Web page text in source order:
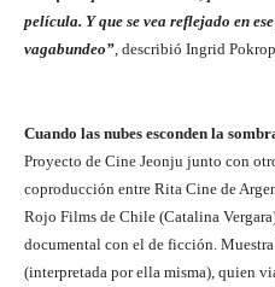
película. Y que se vea reflejado en
vagabundeo” , describió Ingrid
Cuando las nubes esconden la
Proyecto de Cine Jeonju junto con
coproducción entre Rita Cine de
Rojo Films de Chile (Catalina
documental con el de ficción.
(interpretada por ella misma), quien